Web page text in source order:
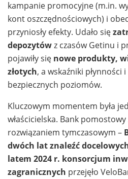
kampanie promocyjne (m.in.
kont oszczędnościowych) i
przyniosły efekty. Udało się
depozytówz czasów Getinu i
pojawiły się nowe produkty,
złotych, a wskaźniki płynności
bezpiecznych poziomów.
Kluczowym momentem była
właścicielska. Bank
rozwiązaniem tymczasowym –
dwóch lat znaleźć
latem 2024 r. konsorcjum
zagranicznych przejęło